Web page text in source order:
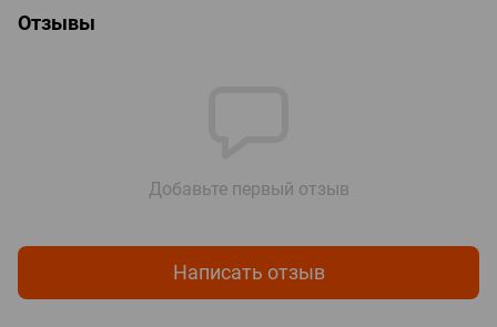
Отзывы
Добавьте первый отзыв
Написать отзыв